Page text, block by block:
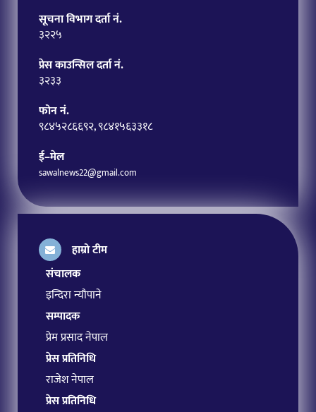
सूचना विभाग दर्ता नं.
३२२५
प्रेस काउन्सिल दर्ता नं.
३२३३
फोन नं.
९८४५२८६६९२, ९८४१५६३३१८
ई–मेल
sawalnews22@gmail.com
हाम्रो टीम
संचालक
इन्दिरा न्यौपाने
सम्पादक
प्रेम प्रसाद नेपाल
प्रेस प्रतिनिधि
राजेश नेपाल
प्रेस प्रतिनिधि